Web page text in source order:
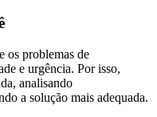
os problemas de
e urgência. Por isso,
analisando
a solução mais adequada.